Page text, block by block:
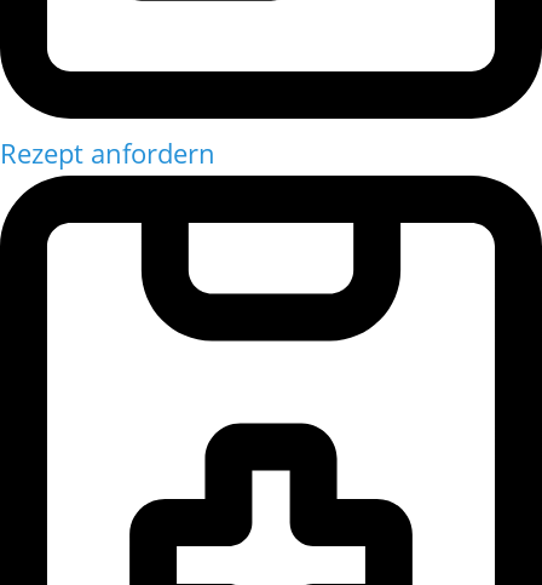
Rezept anfordern